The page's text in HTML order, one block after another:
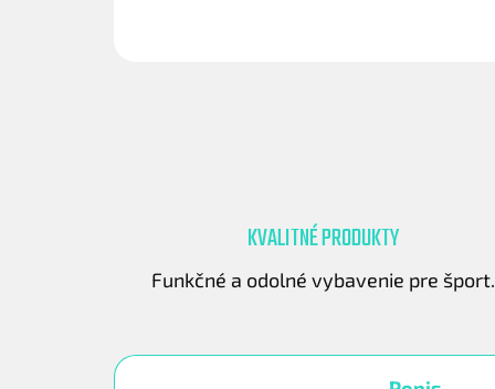
KVALITNÉ PRODUKTY
Funkčné a odolné vybavenie pre šport.